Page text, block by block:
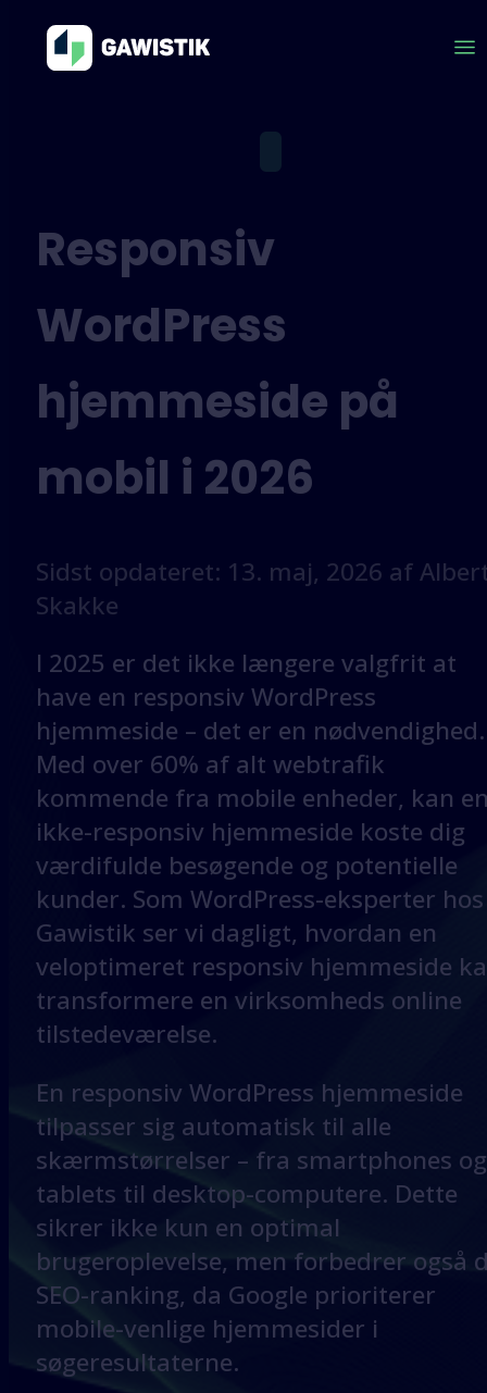
Responsiv
WordPress
hjemmeside på
mobil i 2026
Sidst opdateret: 13. maj, 2026 af
Skakke
I 2025 er det ikke længere valgfrit at
have en responsiv WordPress
hjemmeside – det er en nødvendighed.
Med over 60% af alt webtrafik
kommende fra mobile enheder, kan
ikke-responsiv hjemmeside koste dig
værdifulde besøgende og potentielle
kunder. Som WordPress-eksperter hos
Gawistik ser vi dagligt, hvordan en
veloptimeret responsiv hjemmeside
transformere en virksomheds online
tilstedeværelse.
En responsiv WordPress hjemmeside
tilpasser sig automatisk til alle
skærmstørrelser – fra smartphones og
tablets til desktop-computere. Dette
sikrer ikke kun en optimal
brugeroplevelse, men forbedrer også
SEO-ranking, da Google prioriterer
mobile-venlige hjemmesider i
søgeresultaterne.